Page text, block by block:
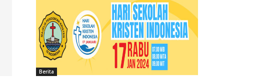
Berita